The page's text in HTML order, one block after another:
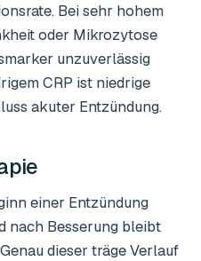
Bei sehr hohem
oder Mikrozytose
unzuverlässig
CRP ist niedrige
akuter Entzündung.
einer Entzündung
nach Besserung bleibt
dieser träge Verlauf